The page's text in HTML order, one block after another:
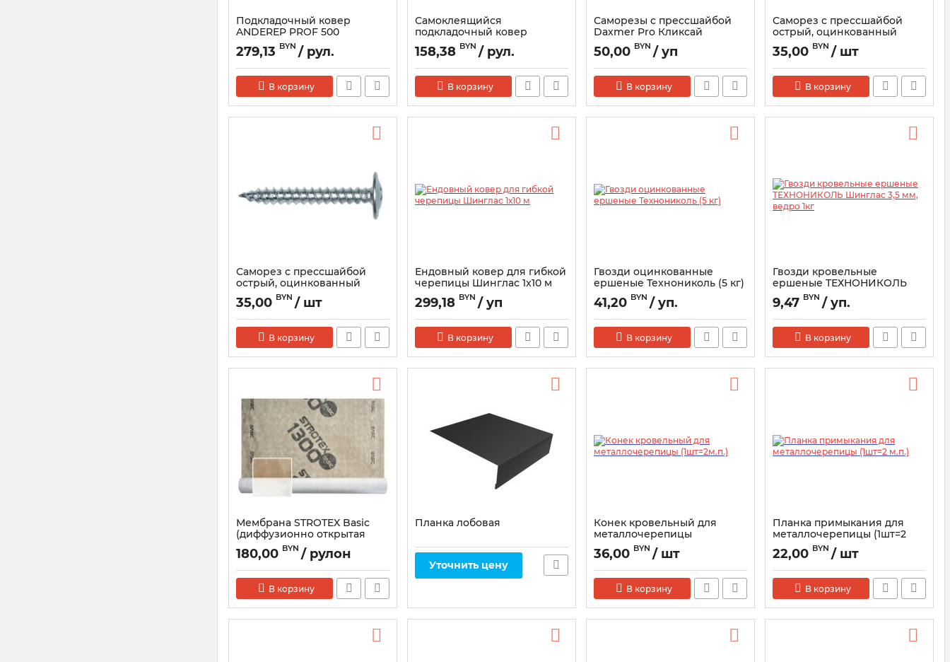
Подкладочный ковер
ANDEREP PROF 500
279,13 BYN / рул.
В корзину
Самоклеящийся
подкладочный ковер
ANDEREP ULTRA (15м2)
самоклеящийся
158,38 BYN / рул.
В корзину
Саморезы с прессшайбой
Daxmer Pro Кликсай
4.2х25мм, 500шт
50,00 BYN / уп
В корзину
Саморез с прессшайбой
острый, оцинкованный
4.2х19мм, 1000шт
35,00 BYN / шт
В корзину
Саморез с прессшайбой
острый, оцинкованный
4.2х16мм, 1000шт
35,00 BYN / шт
В корзину
Ендовный ковер для гибкой
черепицы Шинглас 1х10 м
299,18 BYN / уп
В корзину
Гвозди оцинкованные
ершеные Технониколь (5 кг)
41,20 BYN / уп.
В корзину
Гвозди кровельные
ершеные ТЕХНОНИКОЛЬ
Шинглас 3,5 мм, ведро 1кг
9,47 BYN / уп.
В корзину
Мембрана STROTEX Basic
(диффузионно открытая
пленка для кровли)
180,00 BYN / рулон
В корзину
Планка лобовая
Уточнить цену
Конек кровельный для
металлочерепицы
(1шт=2м.п.)
36,00 BYN / шт
В корзину
Планка примыкания для
металлочерепицы (1шт=2
22,00 BYN / шт
В корзину